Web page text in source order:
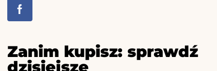
Zanim kupisz: sprawdź
dzisiejsze